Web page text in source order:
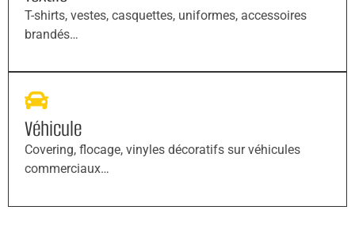
T-shirts, vestes, casquettes, uniformes, accessoires
brandés…
Véhicule
Covering, flocage, vinyles décoratifs sur véhicules
commerciaux…